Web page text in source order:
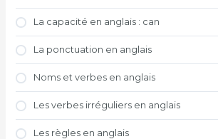
La capacité en anglais : can
La ponctuation en anglais
Noms et verbes en anglais
Les verbes irréguliers en anglais
Les règles en anglais